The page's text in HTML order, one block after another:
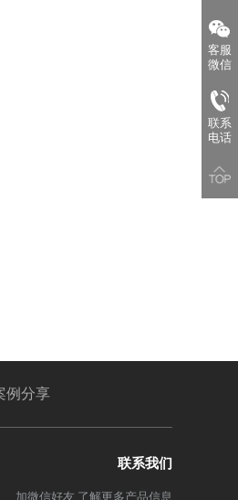
例分享
联系我们
加微信好友,了解更多产品信息
客服
微信
联系
电话